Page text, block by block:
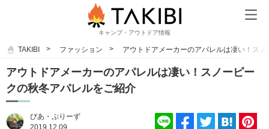
キャンプ・アウトドア情報
TAKIBI ファッション アウトドアメーカーのアパレルは凄い！ス
アウトドアメーカーのアパレルは凄い！スノーピー
クの秋冬アパレルをご紹介
びあ・ぷりーず
2019.12.09